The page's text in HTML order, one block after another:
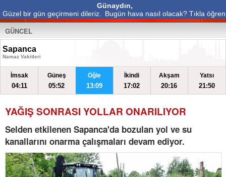
Günaydın,
Güzel bir gün geçirmeni dileriz.
Bugün hava nasıl olacak? Tıkla öğren
GÜNCEL
Sapanca
Namaz Vakitleri
İmsak
04:11
Güneş
05:52
Öğle
13:09
İkindi
17:02
Akşam
20:16
Yatsı
21:50
YAĞIŞ SONRASI YOLLAR ONARILIYOR
Selden etkilenen Sapanca'da bozulan yol ve su
kanallarını onarma çalışmaları devam ediyor.